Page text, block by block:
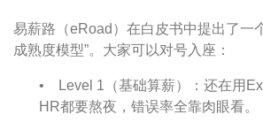
易薪路（eRoad）在白皮书中提出了一
成熟度模型”。大家可以对号入座：
•
Level 1（基础算薪）：还在用
HR都要熬夜，错误率全靠肉眼看。